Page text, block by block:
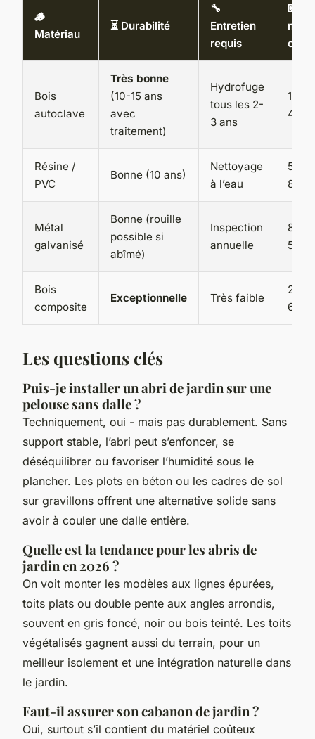
🪵
Matériau
⏳ Durabilité
🔧
Entretien
requis
💶
Bois
autoclave
Très bonne
(10-15 ans
avec
traitement)
Hydrofuge
tous les 2-
3 ans
1
4
Résine /
PVC
Bonne (10 ans)
Nettoyage
à l’eau
500
800
Métal
galvanisé
Bonne (rouille
possible si
abîmé)
Inspection
annuelle
800
500
Bois
composite
Exceptionnelle Très faible
2
6
Les questions clés
Puis-je installer un abri de jardin sur une
pelouse sans dalle ?
Techniquement, oui - mais pas durablement. Sans
support stable, l’abri peut s’enfoncer, se
déséquilibrer ou favoriser l’humidité sous le
plancher. Les plots en béton ou les cadres de sol
sur gravillons offrent une alternative solide sans
avoir à couler une dalle entière.
Quelle est la tendance pour les abris de
jardin en 2026 ?
On voit monter les modèles aux lignes épurées,
toits plats ou double pente aux angles arrondis,
souvent en gris foncé, noir ou bois teinté. Les toits
végétalisés gagnent aussi du terrain, pour un
meilleur isolement et une intégration naturelle dans
le jardin.
Faut-il assurer son cabanon de jardin ?
Oui, surtout s’il contient du matériel coûteux